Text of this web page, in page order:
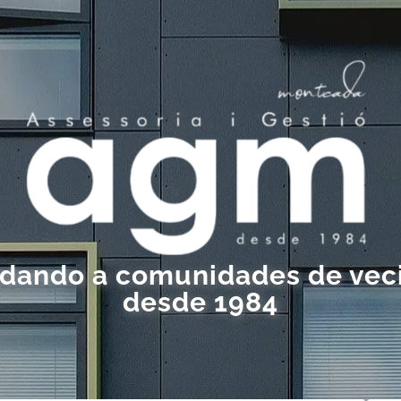
a comunidades de
desde 1984